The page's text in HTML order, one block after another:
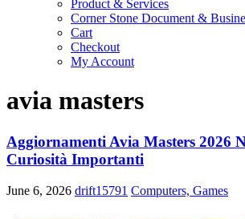
Product & Services
Corner Stone Document &
Cart
Checkout
My Account
avia masters
Aggiornamenti Avia Masters 2026
Curiosità Importanti
June 6, 2026 drift15791 Computers, Games